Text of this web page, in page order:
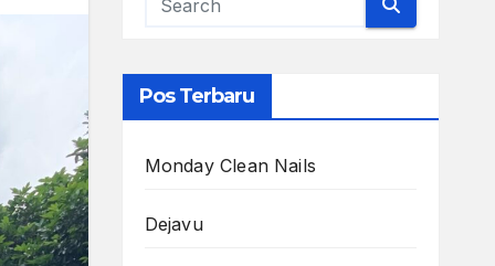
Pos Terbaru
Monday Clean Nails
Dejavu